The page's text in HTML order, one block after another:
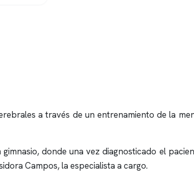
a través de un entrenamiento de la
donde una vez diagnosticado el
Campos, la especialista a cargo.